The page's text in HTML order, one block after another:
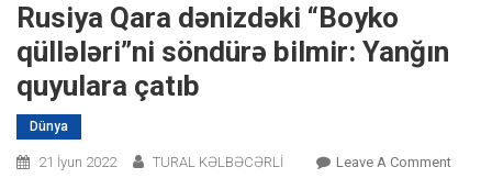
Rusiya Qara dənizdəki “Boyko
qüllələri”ni söndürə bilmir: Yanğın
quyulara çatıb
Dünya
21 İyun 2022 TURAL KƏLBƏCƏRLİ Leave A CommentOn